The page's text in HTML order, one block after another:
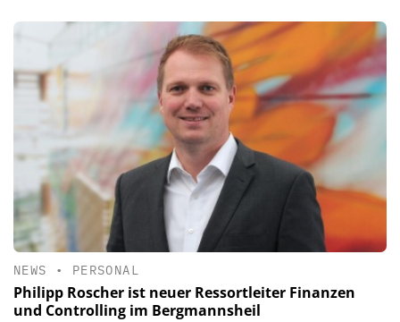
NEWS • PERSONAL
Philipp Roscher ist neuer Ressortleiter Finanzen
und Controlling im Bergmannsheil